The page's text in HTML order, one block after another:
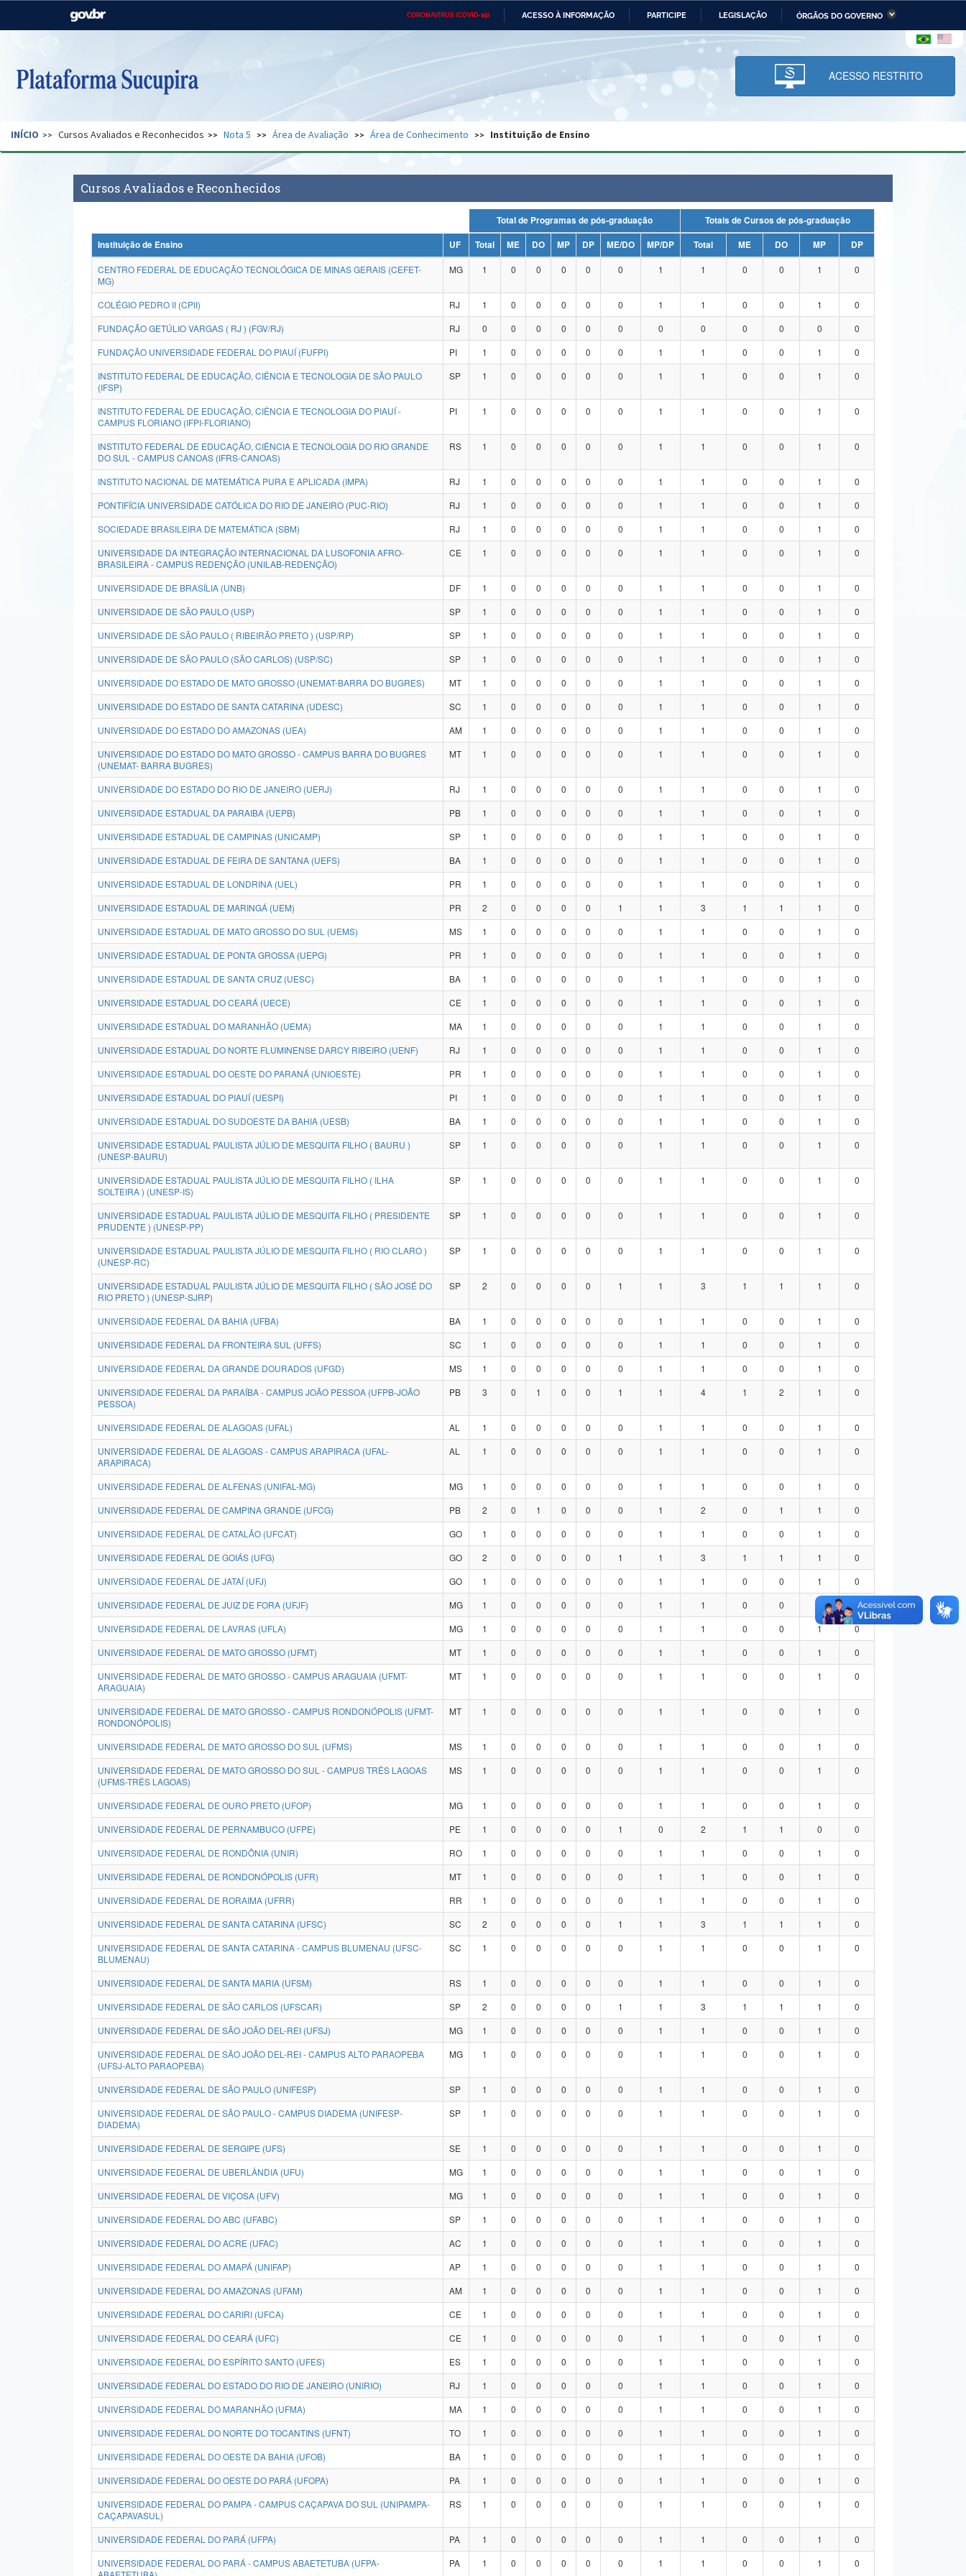
CORONAVÍRUS (COVID-19) ACESSO À INFORMAÇÃO PARTICIPE LEGISLAÇÃO ÓRGÃOS DO GOVERNO
Casa Civil Ministério das Relações Ministério da Economia Ministério da Infraestrutura
Pecuária e Abastecimento
Ministério da Ciência,
Tecnologia, Inovações e
Comunicações
Ministério do Desenvolvimento
Regional e dos Direitos Humanos
Secretaria de Governo Gabinete de Segurança Advocacia-Geral da União Banco Central do Brasil Planalto
ACESSO RESTRITO
INÍCIO Cursos Avaliados e Reconhecidos Nota 5 Área de Avaliação Área de Conhecimento Instituição de Ensino
Cursos Avaliados e Reconhecidos
Total de Programas de pós-graduação
Totais de Cursos de pós-graduação
Instituição de Ensino
UF Total ME DO MP DP ME/DO MP/DP Total ME DO MP
DP
CENTRO FEDERAL DE EDUCAÇÃO TECNOLÓGICA DE MINAS GERAIS (CEFET-
MG)
MG 1 0 0 0 0 0 1 1 0 0 1 0
COLÉGIO PEDRO II (CPII) RJ 1 0 0 0 0 0 1 1 0 0 1
0
FUNDAÇÃO GETÚLIO VARGAS ( RJ ) (FGV/RJ)
RJ 0 0 0 0 0 0 0 0 0 0 0
0
FUNDAÇÃO UNIVERSIDADE FEDERAL DO PIAUÍ (FUFPI)
PI 1 0 0 0 0 0 1 1 0 0 1
0
INSTITUTO FEDERAL DE EDUCAÇÃO, CIÊNCIA E TECNOLOGIA DE SÃO PAULO
(IFSP)
SP 1 0 0 0 0 0 1 1 0 0 1 0
INSTITUTO FEDERAL DE EDUCAÇÃO, CIÊNCIA E TECNOLOGIA DO PIAUÍ -
CAMPUS FLORIANO (IFPI-FLORIANO)
PI 1 0 0 0 0 0 1 1 0 0 1 0
INSTITUTO FEDERAL DE EDUCAÇÃO, CIÊNCIA E TECNOLOGIA DO RIO GRANDE
DO SUL - CAMPUS CANOAS (IFRS-CANOAS)
RS 1 0 0 0 0 0 1 1 0 0 1 0
INSTITUTO NACIONAL DE MATEMÁTICA PURA E APLICADA (IMPA) RJ 1 0 0 0 0 0 1 1 0 0 1
0
PONTIFÍCIA UNIVERSIDADE CATÓLICA DO RIO DE JANEIRO (PUC-RIO)
RJ 1 0 0 0 0 0 1 1 0 0 1
0
SOCIEDADE BRASILEIRA DE MATEMÁTICA (SBM)
RJ 1 0 0 0 0 0 1 1 0 0 1
0
UNIVERSIDADE DA INTEGRAÇÃO INTERNACIONAL DA LUSOFONIA AFRO-
BRASILEIRA - CAMPUS REDENÇÃO (UNILAB-REDENÇÃO)
CE 1 0 0 0 0 0 1 1 0 0 1 0
UNIVERSIDADE DE BRASÍLIA (UNB) DF 1 0 0 0 0 0 1 1 0 0 1
0
UNIVERSIDADE DE SÃO PAULO (USP)
SP 1 0 0 0 0 0 1 1 0 0 1
0
UNIVERSIDADE DE SÃO PAULO ( RIBEIRÃO PRETO ) (USP/RP)
SP 1 0 0 0 0 0 1 1 0 0 1
0
UNIVERSIDADE DE SÃO PAULO (SÃO CARLOS) (USP/SC)
SP 1 0 0 0 0 0 1 1 0 0 1
0
UNIVERSIDADE DO ESTADO DE MATO GROSSO (UNEMAT-BARRA DO BUGRES)
MT 1 0 0 0 0 0 1 1 0 0 1
0
UNIVERSIDADE DO ESTADO DE SANTA CATARINA (UDESC)
SC 1 0 0 0 0 0 1 1 0 0 1
0
UNIVERSIDADE DO ESTADO DO AMAZONAS (UEA)
AM 1 0 0 0 0 0 1 1 0 0 1
0
UNIVERSIDADE DO ESTADO DO MATO GROSSO - CAMPUS BARRA DO BUGRES
(UNEMAT- BARRA BUGRES)
MT 1 0 0 0 0 0 1 1 0 0 1 0
UNIVERSIDADE DO ESTADO DO RIO DE JANEIRO (UERJ) RJ 1 0 0 0 0 0 1 1 0 0 1
0
UNIVERSIDADE ESTADUAL DA PARAIBA (UEPB)
PB 1 0 0 0 0 0 1 1 0 0 1
0
UNIVERSIDADE ESTADUAL DE CAMPINAS (UNICAMP)
SP 1 0 0 0 0 0 1 1 0 0 1
0
UNIVERSIDADE ESTADUAL DE FEIRA DE SANTANA (UEFS)
BA 1 0 0 0 0 0 1 1 0 0 1
0
UNIVERSIDADE ESTADUAL DE LONDRINA (UEL)
PR 1 0 0 0 0 0 1 1 0 0 1
0
UNIVERSIDADE ESTADUAL DE MARINGÁ (UEM)
PR 2 0 0 0 0 1 1 3 1 1 1
0
UNIVERSIDADE ESTADUAL DE MATO GROSSO DO SUL (UEMS)
MS 1 0 0 0 0 0 1 1 0 0 1
0
UNIVERSIDADE ESTADUAL DE PONTA GROSSA (UEPG)
PR 1 0 0 0 0 0 1 1 0 0 1
0
UNIVERSIDADE ESTADUAL DE SANTA CRUZ (UESC)
BA 1 0 0 0 0 0 1 1 0 0 1
0
UNIVERSIDADE ESTADUAL DO CEARÁ (UECE)
CE 1 0 0 0 0 0 1 1 0 0 1
0
UNIVERSIDADE ESTADUAL DO MARANHÃO (UEMA)
MA 1 0 0 0 0 0 1 1 0 0 1
0
UNIVERSIDADE ESTADUAL DO NORTE FLUMINENSE DARCY RIBEIRO (UENF)
RJ 1 0 0 0 0 0 1 1 0 0 1
0
UNIVERSIDADE ESTADUAL DO OESTE DO PARANÁ (UNIOESTE)
PR 1 0 0 0 0 0 1 1 0 0 1
0
UNIVERSIDADE ESTADUAL DO PIAUÍ (UESPI)
PI 1 0 0 0 0 0 1 1 0 0 1
0
UNIVERSIDADE ESTADUAL DO SUDOESTE DA BAHIA (UESB)
BA 1 0 0 0 0 0 1 1 0 0 1
0
UNIVERSIDADE ESTADUAL PAULISTA JÚLIO DE MESQUITA FILHO ( BAURU )
(UNESP-BAURU)
SP 1 0 0 0 0 0 1 1 0 0 1 0
UNIVERSIDADE ESTADUAL PAULISTA JÚLIO DE MESQUITA FILHO ( ILHA
SOLTEIRA ) (UNESP-IS)
SP 1 0 0 0 0 0 1 1 0 0 1 0
UNIVERSIDADE ESTADUAL PAULISTA JÚLIO DE MESQUITA FILHO ( PRESIDENTE
PRUDENTE ) (UNESP-PP)
SP 1 0 0 0 0 0 1 1 0 0 1 0
UNIVERSIDADE ESTADUAL PAULISTA JÚLIO DE MESQUITA FILHO ( RIO CLARO )
(UNESP-RC)
SP 1 0 0 0 0 0 1 1 0 0 1 0
UNIVERSIDADE ESTADUAL PAULISTA JÚLIO DE MESQUITA FILHO ( SÃO JOSÉ DO
RIO PRETO ) (UNESP-SJRP)
SP 2 0 0 0 0 1 1 3 1 1 1 0
UNIVERSIDADE FEDERAL DA BAHIA (UFBA) BA 1 0 0 0 0 0 1 1 0 0 1
0
UNIVERSIDADE FEDERAL DA FRONTEIRA SUL (UFFS)
SC 1 0 0 0 0 0 1 1 0 0 1
0
UNIVERSIDADE FEDERAL DA GRANDE DOURADOS (UFGD)
MS 1 0 0 0 0 0 1 1 0 0 1
0
UNIVERSIDADE FEDERAL DA PARAÍBA - CAMPUS JOÃO PESSOA (UFPB-JOÃO
PESSOA)
PB 3 0 1 0 0 1 1 4 1 2 1 0
UNIVERSIDADE FEDERAL DE ALAGOAS (UFAL) AL 1 0 0 0 0 0 1 1 0 0 1
0
UNIVERSIDADE FEDERAL DE ALAGOAS - CAMPUS ARAPIRACA (UFAL-
ARAPIRACA)
AL 1 0 0 0 0 0 1 1 0 0 1 0
UNIVERSIDADE FEDERAL DE ALFENAS (UNIFAL-MG) MG 1 0 0 0 0 0 1 1 0 0 1
0
UNIVERSIDADE FEDERAL DE CAMPINA GRANDE (UFCG)
PB 2 0 1 0 0 0 1 2 0 1 1
0
UNIVERSIDADE FEDERAL DE CATALÃO (UFCAT)
GO 1 0 0 0 0 0 1 1 0 0 1
0
UNIVERSIDADE FEDERAL DE GOIÁS (UFG)
GO 2 0 0 0 0 1 1 3 1 1 1
0
UNIVERSIDADE FEDERAL DE JATAÍ (UFJ)
GO 1 0 0 0 0 0 1 1 0 0 1
0
UNIVERSIDADE FEDERAL DE JUIZ DE FORA (UFJF)
MG 1 0 0 0 0 0 1 1 0 0
0
UNIVERSIDADE FEDERAL DE LAVRAS (UFLA)
MG 1 0 0 0 0 0 1 1 0 0 1
0
UNIVERSIDADE FEDERAL DE MATO GROSSO (UFMT)
MT 1 0 0 0 0 0 1 1 0 0 1
0
UNIVERSIDADE FEDERAL DE MATO GROSSO - CAMPUS ARAGUAIA (UFMT-
ARAGUAIA)
MT 1 0 0 0 0 0 1 1 0 0 1 0
UNIVERSIDADE FEDERAL DE MATO GROSSO - CAMPUS RONDONÓPOLIS (UFMT-
RONDONÓPOLIS)
MT 1 0 0 0 0 0 1 1 0 0 1 0
UNIVERSIDADE FEDERAL DE MATO GROSSO DO SUL (UFMS) MS 1 0 0 0 0 0 1 1 0 0 1
0
UNIVERSIDADE FEDERAL DE MATO GROSSO DO SUL - CAMPUS TRÊS LAGOAS
(UFMS-TRÊS LAGOAS)
MS 1 0 0 0 0 0 1 1 0 0 1 0
UNIVERSIDADE FEDERAL DE OURO PRETO (UFOP) MG 1 0 0 0 0 0 1 1 0 0 1
0
UNIVERSIDADE FEDERAL DE PERNAMBUCO (UFPE)
PE 1 0 0 0 0 1 0 2 1 1 0
0
UNIVERSIDADE FEDERAL DE RONDÔNIA (UNIR)
RO 1 0 0 0 0 0 1 1 0 0 1
0
UNIVERSIDADE FEDERAL DE RONDONÓPOLIS (UFR)
MT 1 0 0 0 0 0 1 1 0 0 1
0
UNIVERSIDADE FEDERAL DE RORAIMA (UFRR)
RR 1 0 0 0 0 0 1 1 0 0 1
0
UNIVERSIDADE FEDERAL DE SANTA CATARINA (UFSC)
SC 2 0 0 0 0 1 1 3 1 1 1
0
UNIVERSIDADE FEDERAL DE SANTA CATARINA - CAMPUS BLUMENAU (UFSC-
BLUMENAU)
SC 1 0 0 0 0 0 1 1 0 0 1 0
UNIVERSIDADE FEDERAL DE SANTA MARIA (UFSM) RS 1 0 0 0 0 0 1 1 0 0 1
0
UNIVERSIDADE FEDERAL DE SÃO CARLOS (UFSCAR)
SP 2 0 0 0 0 1 1 3 1 1 1
0
UNIVERSIDADE FEDERAL DE SÃO JOÃO DEL-REI (UFSJ)
MG 1 0 0 0 0 0 1 1 0 0 1
0
UNIVERSIDADE FEDERAL DE SÃO JOÃO DEL-REI - CAMPUS ALTO PARAOPEBA
(UFSJ-ALTO PARAOPEBA)
MG 1 0 0 0 0 0 1 1 0 0 1 0
UNIVERSIDADE FEDERAL DE SÃO PAULO (UNIFESP) SP 1 0 0 0 0 0 1 1 0 0 1
0
UNIVERSIDADE FEDERAL DE SÃO PAULO - CAMPUS DIADEMA (UNIFESP-
DIADEMA)
SP 1 0 0 0 0 0 1 1 0 0 1 0
UNIVERSIDADE FEDERAL DE SERGIPE (UFS) SE 1 0 0 0 0 0 1 1 0 0 1
0
UNIVERSIDADE FEDERAL DE UBERLÂNDIA (UFU)
MG 1 0 0 0 0 0 1 1 0 0 1
0
UNIVERSIDADE FEDERAL DE VIÇOSA (UFV)
MG 1 0 0 0 0 0 1 1 0 0 1
0
UNIVERSIDADE FEDERAL DO ABC (UFABC)
SP 1 0 0 0 0 0 1 1 0 0 1
0
UNIVERSIDADE FEDERAL DO ACRE (UFAC)
AC 1 0 0 0 0 0 1 1 0 0 1
0
UNIVERSIDADE FEDERAL DO AMAPÁ (UNIFAP)
AP 1 0 0 0 0 0 1 1 0 0 1
0
UNIVERSIDADE FEDERAL DO AMAZONAS (UFAM)
AM 1 0 0 0 0 0 1 1 0 0 1
0
UNIVERSIDADE FEDERAL DO CARIRI (UFCA)
CE 1 0 0 0 0 0 1 1 0 0 1
0
UNIVERSIDADE FEDERAL DO CEARÁ (UFC)
CE 1 0 0 0 0 0 1 1 0 0 1
0
UNIVERSIDADE FEDERAL DO ESPÍRITO SANTO (UFES)
ES 1 0 0 0 0 0 1 1 0 0 1
0
UNIVERSIDADE FEDERAL DO ESTADO DO RIO DE JANEIRO (UNIRIO)
RJ 1 0 0 0 0 0 1 1 0 0 1
0
UNIVERSIDADE FEDERAL DO MARANHÃO (UFMA)
MA 1 0 0 0 0 0 1 1 0 0 1
0
UNIVERSIDADE FEDERAL DO NORTE DO TOCANTINS (UFNT)
TO 1 0 0 0 0 0 1 1 0 0 1
0
UNIVERSIDADE FEDERAL DO OESTE DA BAHIA (UFOB)
BA 1 0 0 0 0 0 1 1 0 0 1
0
UNIVERSIDADE FEDERAL DO OESTE DO PARÁ (UFOPA)
PA 1 0 0 0 0 0 1 1 0 0 1
0
UNIVERSIDADE FEDERAL DO PAMPA - CAMPUS CAÇAPAVA DO SUL (UNIPAMPA-
CAÇAPAVASUL)
RS 1 0 0 0 0 0 1 1 0 0 1 0
UNIVERSIDADE FEDERAL DO PARÁ (UFPA) PA 1 0 0 0 0 0 1 1 0 0 1
0
UNIVERSIDADE FEDERAL DO PARÁ - CAMPUS ABAETETUBA (UFPA-
PA 1 0 0 0 0 0 1 1 0 0 1 0